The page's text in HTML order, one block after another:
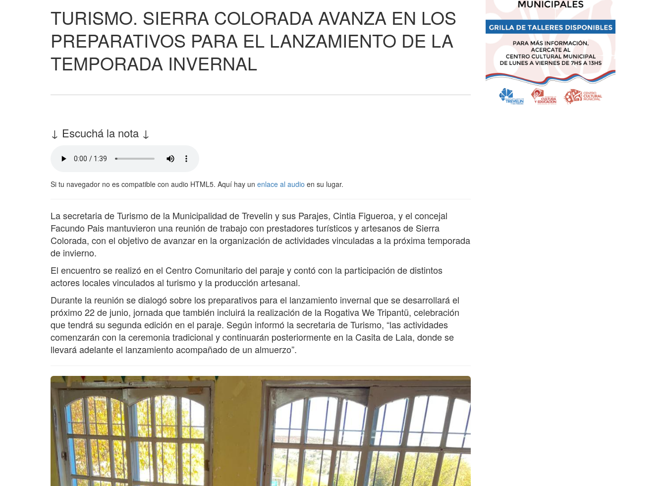
TURISMO. SIERRA COLORADA AVANZA EN LOS
PREPARATIVOS PARA EL LANZAMIENTO DE LA
TEMPORADA INVERNAL
↓ Escuchá la nota ↓
Si tu navegador no es compatible con audio HTML5. Aquí hay un enlace al audio en su lugar.
La secretaria de Turismo de la Municipalidad de Trevelin y sus Parajes, Cintia Figueroa, y el concejal
Facundo Pais mantuvieron una reunión de trabajo con prestadores turísticos y artesanos de Sierra
Colorada, con el objetivo de avanzar en la organización de actividades vinculadas a la próxima temporada
de invierno.
El encuentro se realizó en el Centro Comunitario del paraje y contó con la participación de distintos
actores locales vinculados al turismo y la producción artesanal.
Durante la reunión se dialogó sobre los preparativos para el lanzamiento invernal que se desarrollará el
próximo 22 de junio, jornada que también incluirá la realización de la Rogativa We Tripantü, celebración
que tendrá su segunda edición en el paraje. Según informó la secretaria de Turismo, “las actividades
comenzarán con la ceremonia tradicional y continuarán posteriormente en la Casita de Lala, donde se
llevará adelante el lanzamiento acompañado de un almuerzo”.